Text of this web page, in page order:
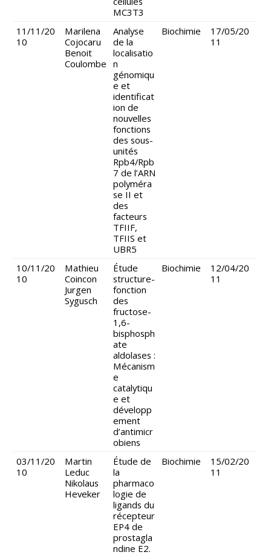
MC3T3
11/11/20
10
Marilena
Cojocaru
Benoit
Coulombe
Analyse
de la
localisatio
n
génomiqu
e et
identificat
ion de
nouvelles
fonctions
des sous-
unités
Rpb4/Rpb
7 de l’ARN
polyméra
se II et
des
facteurs
TFIIF,
TFIIS et
UBR5
Biochimie
17/05/20
11
10/11/20
10
Mathieu
Coincon
Jurgen
Sygusch
Étude
structure-
fonction
des
fructose-
1,6-
bisphosph
ate
aldolases :
Mécanism
e
catalytiqu
e et
développ
ement
d’antimicr
obiens
Biochimie
12/04/20
11
03/11/20
10
Martin
Leduc
Nikolaus
Heveker
Étude de
la
pharmaco
logie de
ligands du
récepteur
EP4 de
prostagla
ndine E2.
Biochimie
15/02/20
11